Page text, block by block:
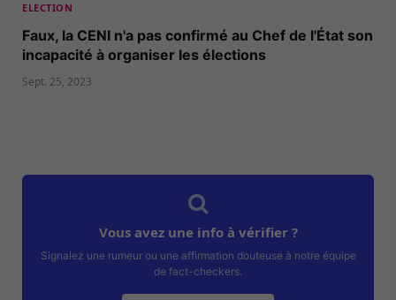
ELECTION
Faux, la CENI n'a pas confirmé au Chef de l'État son
incapacité à organiser les élections
Sept. 25, 2023
Vous avez une info à vérifier ?
Signalez une rumeur ou une affirmation douteuse à notre équipe
de fact-checkers.